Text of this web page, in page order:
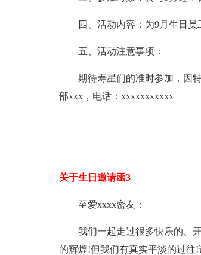
四、活动内容：为9月生日员
五、活动注意事项：
期待寿星们的准时参加，因
部xxx，电话：xxxxxxxxxxx
关于生日邀请函3
至爱xxxx密友：
我们一起走过很多快乐的、
的辉煌!但我们有真实平淡的过往